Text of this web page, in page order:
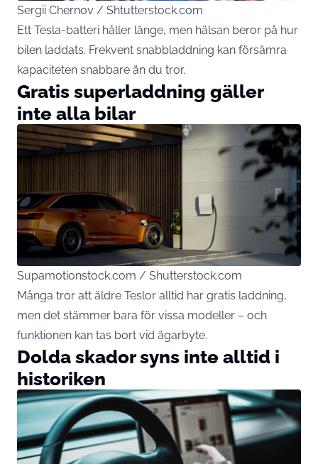
Sergii Chernov / Shtutterstock.com
Ett Tesla-batteri håller länge, men hälsan beror på hur
bilen laddats. Frekvent snabbladdning kan försämra
kapaciteten snabbare än du tror.
Gratis superladdning gäller
inte alla bilar
Supamotionstock.com / Shutterstock.com
Många tror att äldre Teslor alltid har gratis laddning,
men det stämmer bara för vissa modeller – och
funktionen kan tas bort vid ägarbyte.
Dolda skador syns inte alltid i
historiken